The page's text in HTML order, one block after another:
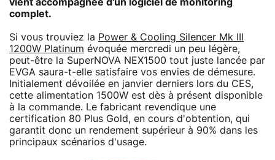
vient accompagnée d'un logiciel de monitoring
complet.
Si vous trouviez la Power & Cooling Silencer Mk III
1200W Platinum évoquée mercredi un peu légère,
peut-être la SuperNOVA NEX1500 tout juste lancée par
EVGA saura-t-elle satisfaire vos envies de démesure.
Initialement dévoilée en janvier derniers lors du CES,
cette alimentation 1500W est dès à présent disponible
à la commande. Le fabricant revendique une
certification 80 Plus Gold, en cours d'obtention, qui
garantit donc un rendement supérieur à 90% dans les
principaux scénarios d'usage.